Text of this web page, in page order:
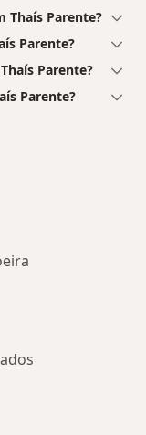
Thaís Parente?
Parente?
Parente?
Parente?